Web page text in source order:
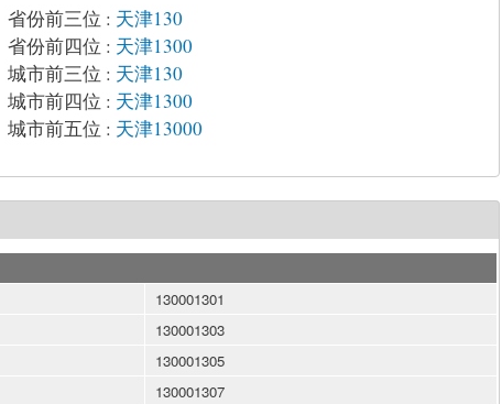
省份前三位 : 天津130
省份前四位 : 天津1300
城市前三位 : 天津130
城市前四位 : 天津1300
城市前五位 : 天津13000
130001301
130001303
130001305
130001307